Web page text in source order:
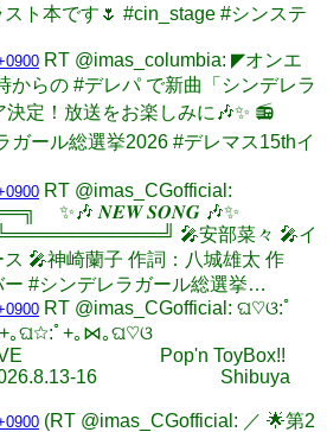
ト本です🌷 #cin_stage #シンステ
RT @imas_columbia: ◤オンエ
らの #デレパ で新曲「シンデレラ
決定！放送をお楽しみに🎶✨ 📻
ガール総選挙2026 #デレマス15thイ
RT @imas_CGofficial:
✨🎶 𝑵𝑬𝑾 𝑺𝑶𝑵𝑮 🎶✨
🎤安部菜々 🎤イ
🎤神崎蘭子 作詞：八城雄太 作
ー #シンデレラガール総選挙…
RT @imas_CGofficial: ଘ♡ଓ:ﾟ
♡:* :ﾟ+｡ଘ☆:ﾟ+｡⋈｡ଘ♡ଓ
LIVE Pop'n ToyBox!!
16 Shibuya
(RT @imas_CGofficial: ／ 🌟第2